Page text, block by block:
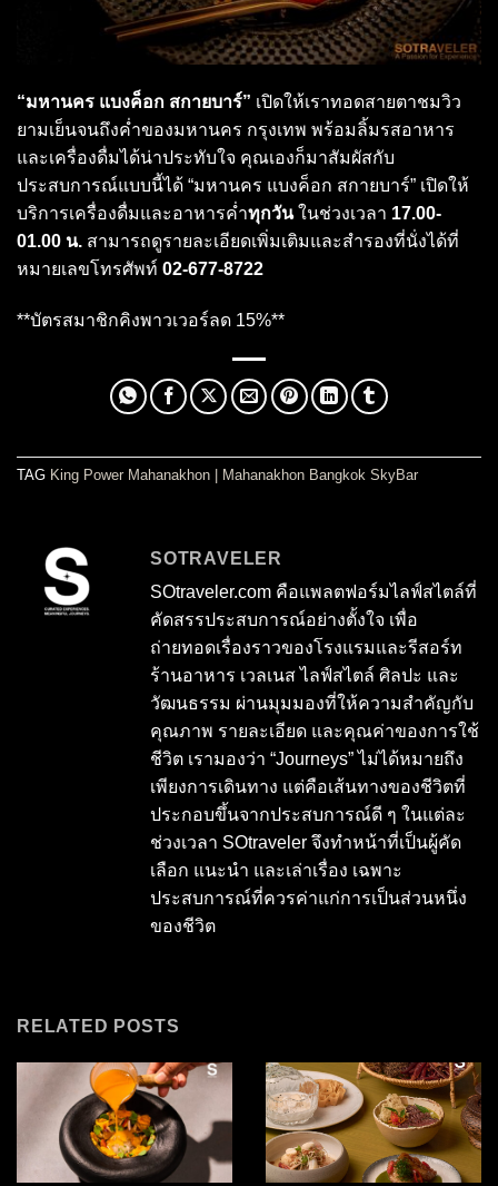
“มหานคร แบงค็อก สกายบาร์” เปิดให้เราทอดสายตาชมวิว
ยามเย็นจนถึงค่ำของมหานคร กรุงเทพ พร้อมลิ้มรสอาหาร
และเครื่องดื่มได้น่าประทับใจ คุณเองก็มาสัมผัสกับ
ประสบการณ์แบบนี้ได้ “มหานคร แบงค็อก สกายบาร์” เปิดให้
บริการเครื่องดื่มและอาหารค่ำทุกวันในช่วงเวลา 17.00-
01.00 น. สามารถดูรายละเอียดเพิ่มเติมและสำรองที่นั่งได้ที่
หมายเลขโทรศัพท์ 02-677-8722
**บัตรสมาชิกคิงพาวเวอร์ลด 15%**
TAG King Power Mahanakhon Mahanakhon Bangkok SkyBar
SOTRAVELER
SOtraveler.com คือแพลตฟอร์มไลฟ์สไตล์ที่
คัดสรรประสบการณ์อย่างตั้งใจ เพื่อ
ถ่ายทอดเรื่องราวของโรงแรมและรีสอร์ท
ร้านอาหาร เวลเนส ไลฟ์สไตล์ ศิลปะ และ
วัฒนธรรม ผ่านมุมมองที่ให้ความสำคัญกับ
คุณภาพ รายละเอียด และคุณค่าของการใช้
ชีวิต เรามองว่า “Journeys” ไม่ได้หมายถึง
เพียงการเดินทาง แต่คือเส้นทางของชีวิตที่
ประกอบขึ้นจากประสบการณ์ดี ๆ ในแต่ละ
ช่วงเวลา SOtraveler จึงทำหน้าที่เป็นผู้คัด
เลือก แนะนำ และเล่าเรื่อง เฉพาะ
ประสบการณ์ที่ควรค่าแก่การเป็นส่วนหนึ่ง
ของชีวิต
RELATED POSTS